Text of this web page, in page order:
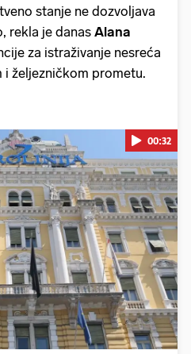
stanje ne dozvoljava
rekla je danas Alana
za istraživanje nesreća
željezničkom prometu.
videa...
00:32